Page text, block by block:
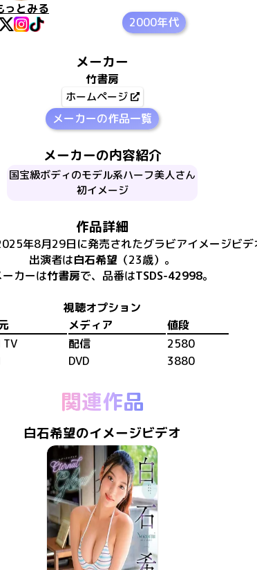
っとみる
2000年代
メーカー
竹書房
ホームページ
メーカーの作品一覧
メーカーの内容紹介
国宝級ボディのモデル系ハーフ美人さん
初イメージ
作品詳細
年8月29日に発売されたグラビアイメージビデ
出演者は白石希望 （23歳） 。
ーカーは竹書房で、​ 品番はTSDS-42998。
視聴オプション
メディア
値段
TV
配信
2580
DVD 3880
関連作品
白石希望のイメージビデオ